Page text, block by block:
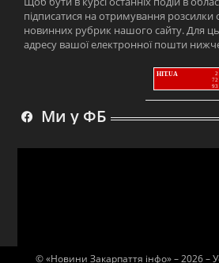
підписатися на отримування розсилки
новинних рубрик нашого сайту. Для
адресу вашої електронної пошти
HIT.UA
2
72
93
Ми у ФБ
© «Новини Закарпаття інфо» – 2026 –